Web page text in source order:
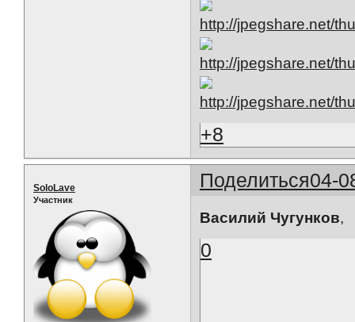
+8
Поделиться04-
SoloLave
Участник
Василий Чугунков,
0